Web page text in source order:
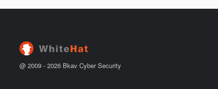
@ 2009 - 2026 Bkav Cyber Security